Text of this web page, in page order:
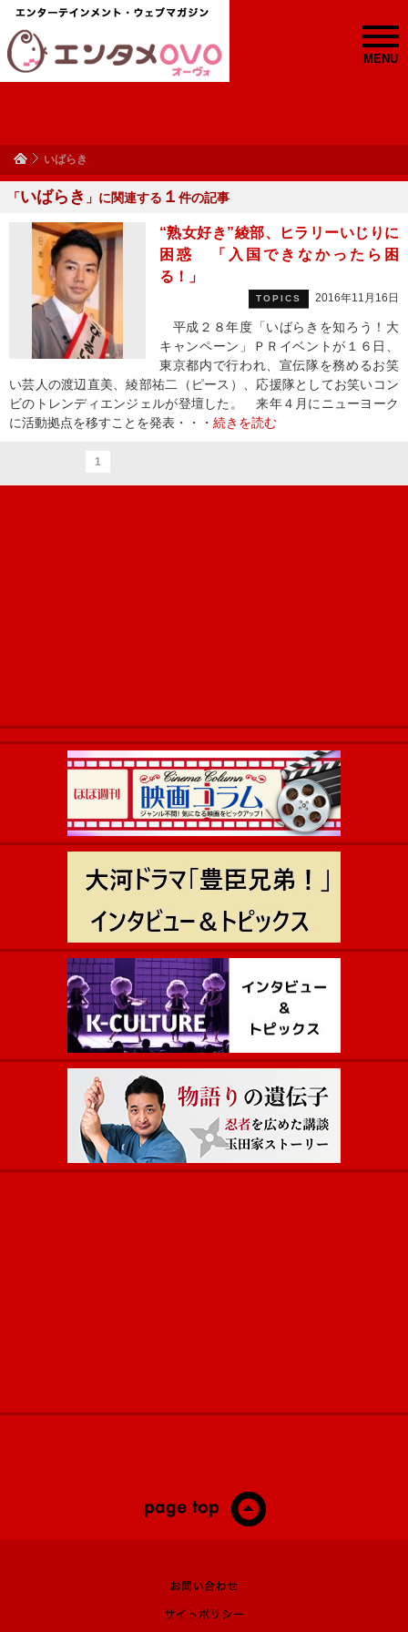
MENU
いばらき
「いばらき 」に関連する １ 件の記事
“熟女好き”綾部、ヒラリーいじりに
困惑 「入国できなかったら困
る！」
TOPICS 2016年11月16日
平成２８年度「いばらきを知ろう！大
キャンペーン」ＰＲイベントが１６日、
東京都内で行われ、宣伝隊を務めるお笑
い芸人の渡辺直美、綾部祐二（ピース）、応援隊としてお笑いコン
ビのトレンディエンジェルが登壇した。 来年４月にニューヨーク
に活動拠点を移すことを発表・・・ 続きを読む
1